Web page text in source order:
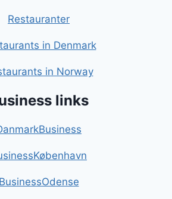
Restauranter
in Denmark
in Norway
links
BusinessOdense